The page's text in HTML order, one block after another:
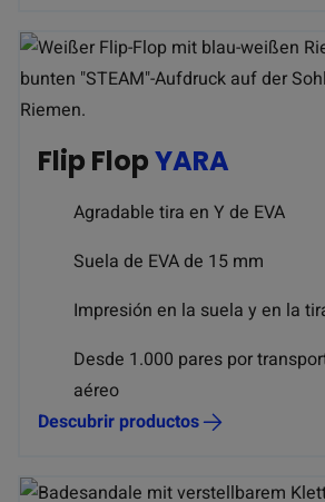
Flip FlopYARA
Agradable tira en Y de EVA
Suela de EVA de 15 mm
Impresión en la suela y en la
Desde 1.000 pares por
aéreo
Descubrir productos